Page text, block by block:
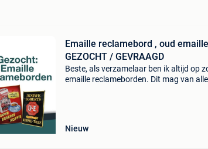
Emaille reclamebord , oud
GEZOCHT / GEVRAAGD
Beste, als verzamelaar ben ik altijd op
emaille reclameborden. Dit mag van
Nieuw